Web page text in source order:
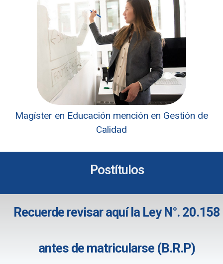
Magíster en Educación mención en Gestión de
Calidad
Postítulos
Recuerde revisar aquí la Ley N°. 20.158
antes de matricularse (B.R.P)